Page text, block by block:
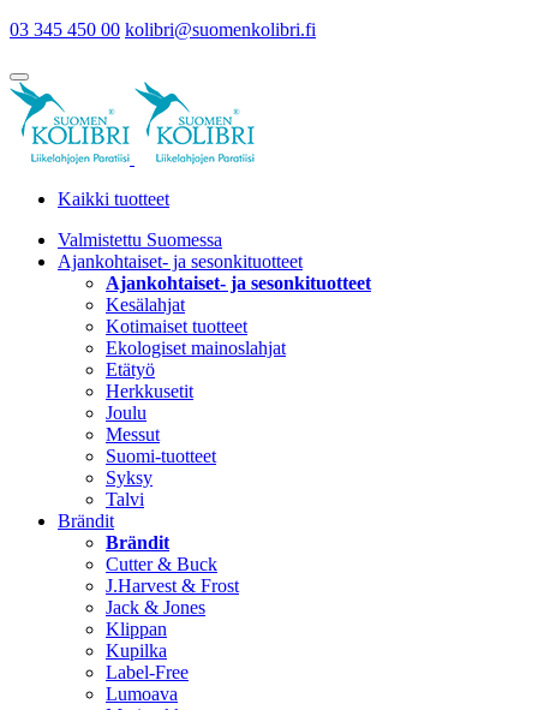
03 345 450 00 kolibri@suomenkolibri.fi
Kaikki tuotteet
Valmistettu Suomessa
Ajankohtaiset- ja sesonkituotteet
Ajankohtaiset- ja sesonkituotteet
Kesälahjat
Kotimaiset tuotteet
Ekologiset mainoslahjat
Etätyö
Herkkusetit
Joulu
Messut
Suomi-tuotteet
Syksy
Talvi
Brändit
Brändit
Cutter & Buck
J.Harvest & Frost
Jack & Jones
Klippan
Kupilka
Label-Free
Lumoava